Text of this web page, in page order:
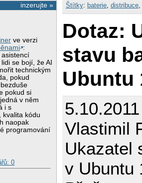
inzerujte »
ve verzi
:
asistencí
se bojí, že AI
technickým
pokud
pokud si
v něm
i s
kvalita kódu
naopak
programování
0
Štítky: baterie, distribuce,
Dotaz:
stavu
Ubuntu
Vlastimil
Ukazatel
v Ubuntu